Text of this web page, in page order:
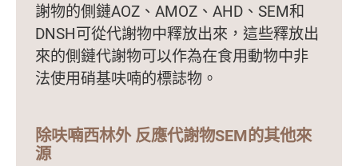
謝物的側鏈AOZ、AMOZ、AHD、SEM和
DNSH可從代謝物中釋放出來，這些釋放出
來的側鏈代謝物可以作為在食用動物中非
法使用硝基呋喃的標誌物。
除呋喃西林外 反應代謝物SEM的其他來
源